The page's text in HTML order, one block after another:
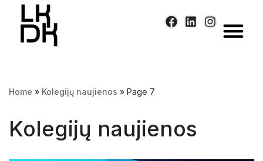
Skip
Home » Kolegijų naujienos » Page 7
Kolegijų naujienos